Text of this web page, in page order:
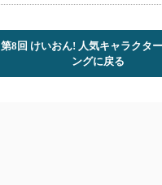
第8回 けいおん! 人気キャラクタ
ングに戻る